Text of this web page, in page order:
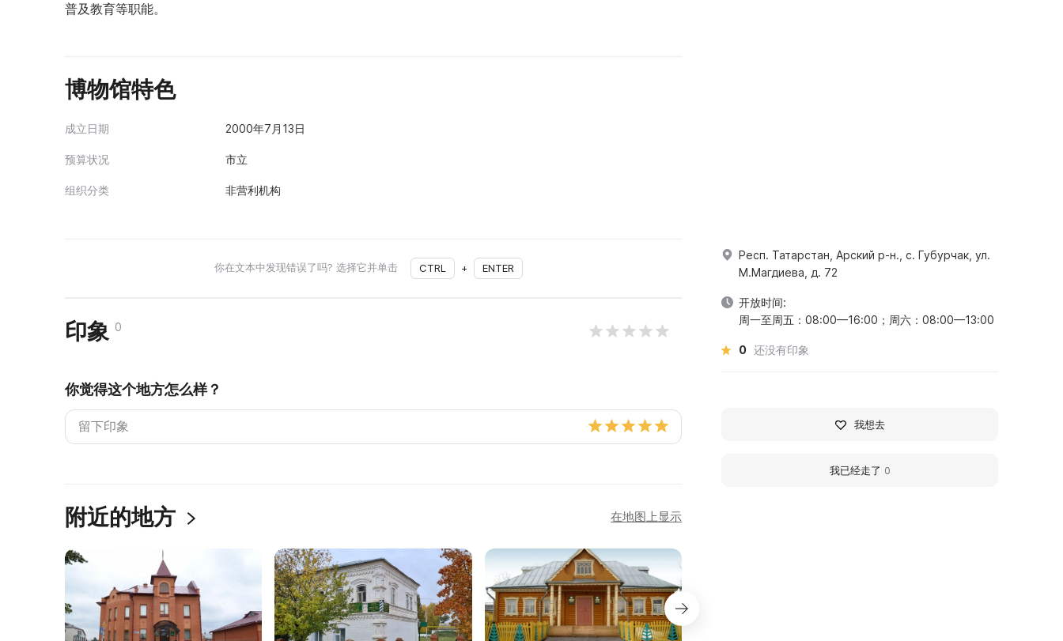
普及教育等职能。
博物馆特色
成立日期 2000年7月13日
预算状况 市立
组织分类 非营利机构
你在文本中发现错误了吗? 选择它并单击 CTRL + ENTER
印象 0
你觉得这个地方怎么样？
附近的地方 在地图上显示
Респ. Татарстан, Арский р-н., с. Губурчак, ул.
М.Магдиева, д. 72
开放时间:
周一至周五：08:00—16:00；周六：08:00—13:00
0 还没有印象
我想去
我已经走了 0